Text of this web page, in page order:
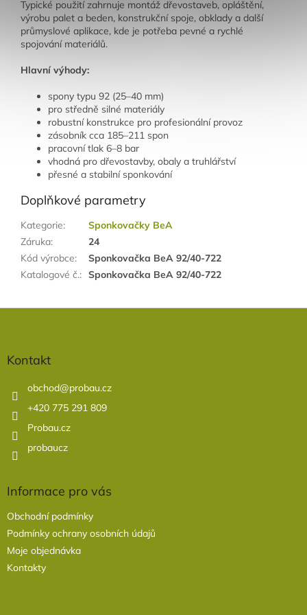
Typické použití zahrnuje montáž dřevostaveb, opláštění,
výrobu palet a beden, konstrukční spoje, obklady a další
průmyslové aplikace, kde je potřeba pevné a rychlé
spojování materiálů.
Hlavní výhody:
spony typu 92 (25–40 mm)
pro středně silné materiály
robustní konstrukce pro profesionální provoz
zásobník cca 185–211 spon
pracovní tlak 6–8 bar
vhodná pro dřevostavby, obaly a truhlářství
přesné a stabilní sponkování
Doplňkové parametry
Kategorie:
Sponkovačky BeA
Záruka:
24
Kód výrobce:
Sponkovačka BeA 92/40-722
Katalogové č.: Sponkovačka BeA 92/40-722
Kontakt
obchod@probau.cz
+420 775 291 809
Probau.cz
probaucz
Informace pro vás
Obchodní podmínky
Podmínky ochrany osobních údajů
Moje objednávka
Kontakty